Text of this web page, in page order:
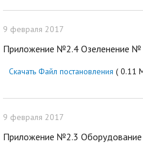
9 февраля 2017
Приложение №2.4 Озеленение
Скачать Файл постановления ( 0.11
9 февраля 2017
Приложение №2.3